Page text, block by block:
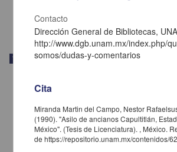
Trabajo de grado
Contacto
Dirección General de Bibliotecas,
http://www.dgb.unam.mx/index.php/
somos/dudas-y-comentarios
Cita
Miranda Martin del Campo, Nestor
(1990). "Asilo de ancianos Capultitlán,
México". (Tesis de Licenciatura). , México.
de https://repositorio.unam.mx/contenidos/